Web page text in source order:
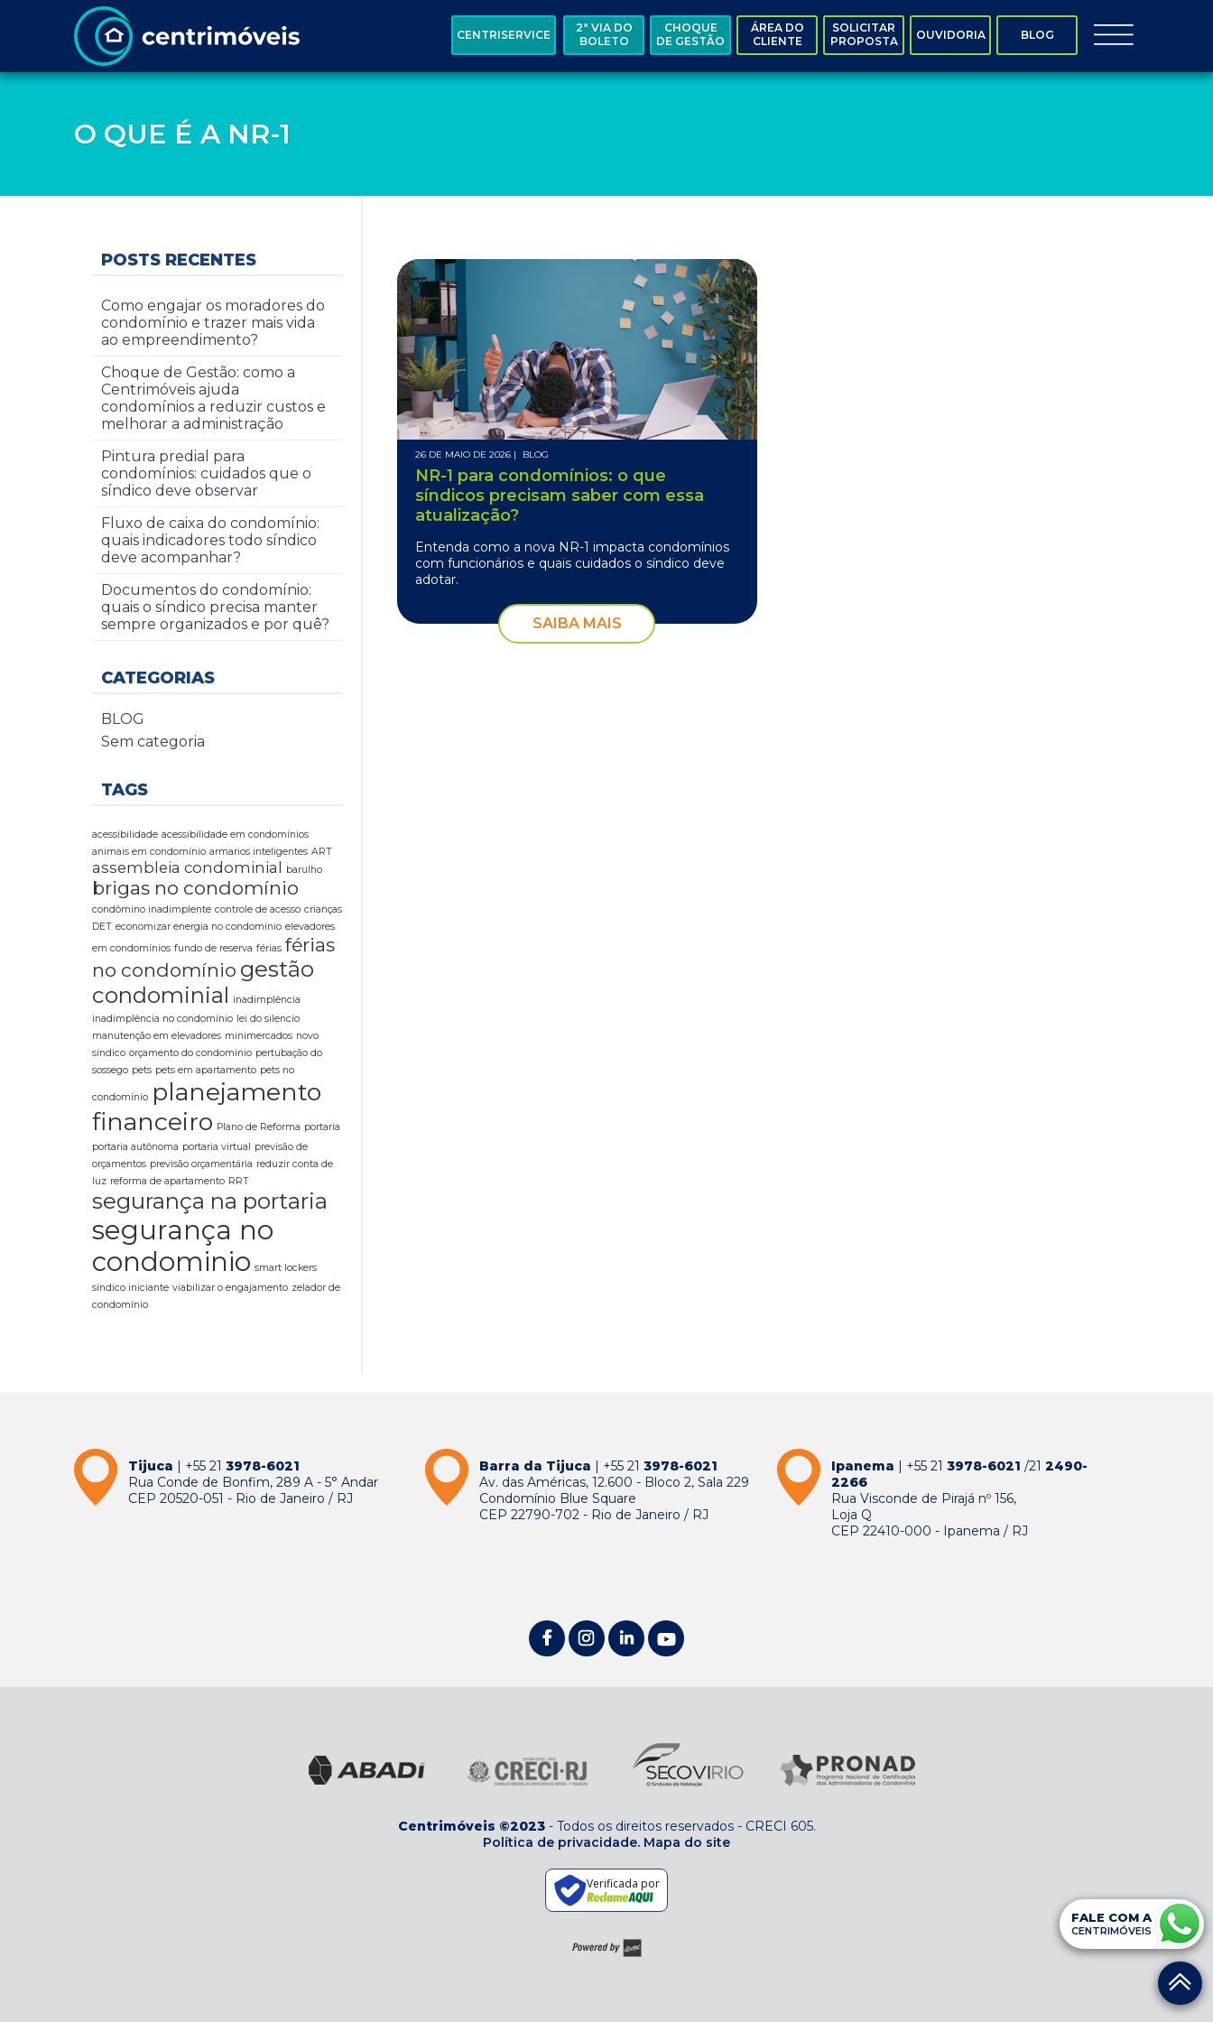
BLOG
OUVIDORIA
SOLICITAR
PROPOSTA
ÁREA DO
CLIENTE
CHOQUE
DE GESTÃO
2ª VIA DO
BOLETO
CENTRISERVICE
O QUE É A NR-1
26 DE MAIO DE 2026 | BLOG
NR-1 para condomínios: o que
síndicos precisam saber com essa
atualização?
Entenda como a nova NR-1 impacta condomínios
com funcionários e quais cuidados o síndico deve
adotar.
SAIBA MAIS
POSTS RECENTES
Como engajar os moradores do
condomínio e trazer mais vida
ao empreendimento?
Choque de Gestão: como a
Centrimóveis ajuda
condomínios a reduzir custos e
melhorar a administração
Pintura predial para
condomínios: cuidados que o
síndico deve observar
Fluxo de caixa do condomínio:
quais indicadores todo síndico
deve acompanhar?
Documentos do condomínio:
quais o síndico precisa manter
sempre organizados e por quê?
CATEGORIAS
BLOG
Sem categoria
TAGS
acessibilidade acessibilidade em condomínios
animais em condomínio armarios inteligentes ART
assembleia condominial barulho
brigas no condomínio
condômino inadimplente controle de acesso crianças
DET economizar energia no condomínio elevadores
em condomínios fundo de reserva férias férias
no condomínio gestão
condominial inadimplência
inadimplência no condomínio lei do silencio
manutenção em elevadores minimercados novo
síndico orçamento do condominio pertubação do
sossego pets pets em apartamento pets no
condomínio planejamento
financeiro Plano de Reforma portaria
portaria autônoma portaria virtual previsão de
orçamentos previsão orçamentária reduzir conta de
luz reforma de apartamento RRT
segurança na portaria
segurança no
condominio smart lockers
síndico iniciante viabilizar o engajamento zelador de
condomínio
Tijuca | +55 21 3978-6021
Rua Conde de Bonfim, 289 A - 5° Andar
CEP 20520-051 - Rio de Janeiro / RJ
Barra da Tijuca | +55 213978-6021
Av. das Américas, 12.600 - Bloco 2, Sala 229
Condomínio Blue Square
CEP 22790-702 - Rio de Janeiro / RJ
Ipanema | +55 21 3978-6021 /21 2490-
2266
Rua Visconde de Pirajá nº 156,
Loja Q
CEP 22410-000 - Ipanema / RJ
Centrimóveis ©2023- Todos os direitos reservados- CRECI 605.
Política de privacidade. Mapa do site
Verificada por
FALE COM A
CENTRIMÓVEIS